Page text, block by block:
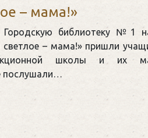
– мама!»
библиотеку №1
– мама!» пришли
школы и их
послушали…
Представьте
футбольном
соперничают лицом
Кто из них
выход из
щепетильной в